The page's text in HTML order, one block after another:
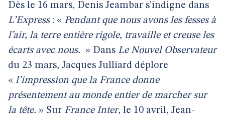
Dès le 16 mars, Denis Jeambar s’indigne dans
L’Express: « Pendant que nous avons les fesses à
l’air, la terre entière rigole, travaille et creuse les
écarts avec nous. » Dans Le Nouvel Observateur
du 23 mars, Jacques Julliard déplore
« l’impression que la France donne
présentement au monde entier de marcher sur
la tête. » Sur France Inter, le 10 avril, Jean-